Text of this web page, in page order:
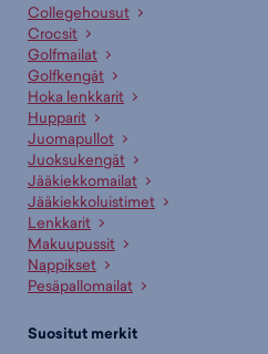
Collegehousut
Crocsit
Golfmailat
Golfkengät
Hoka lenkkarit
Hupparit
Juomapullot
Juoksukengät
Jääkiekkomailat
Jääkiekkoluistimet
Lenkkarit
Makuupussit
Nappikset
Pesäpallomailat
Suositut merkit